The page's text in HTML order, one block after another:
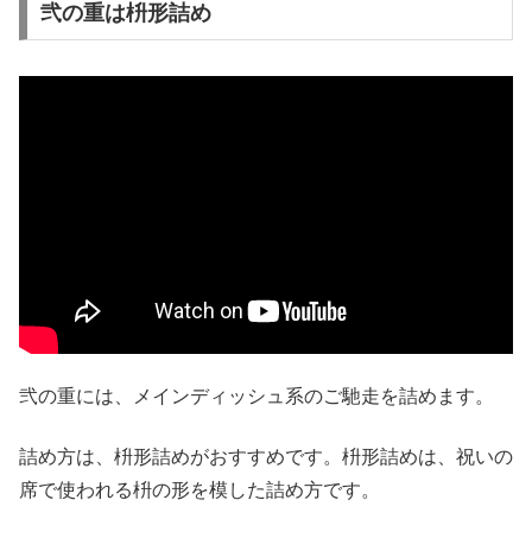
弐の重は枡形詰め
弐の重には、メインディッシュ系のご馳走を詰めます。
詰め方は、枡形詰めがおすすめです。枡形詰めは、祝いの
席で使われる枡の形を模した詰め方です。